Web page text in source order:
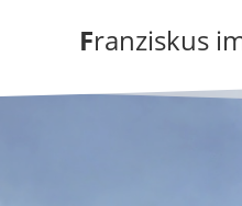
Franziskus